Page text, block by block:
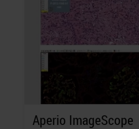
Aperio ImageScope